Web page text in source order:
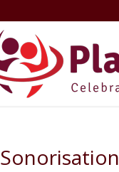
Sonorisation